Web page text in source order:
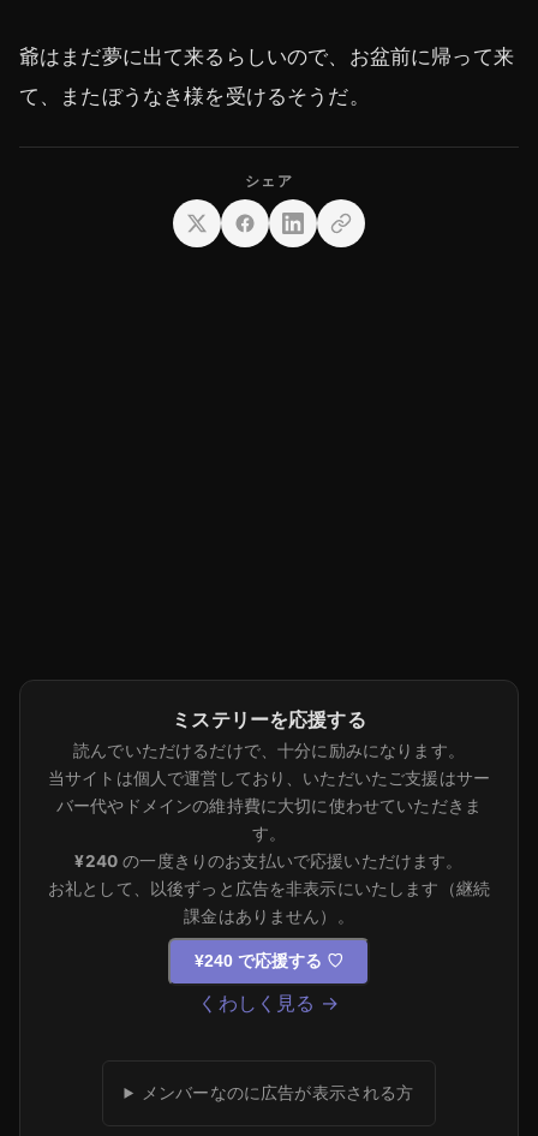
爺はまだ夢に出て来るらしいので、お盆前に帰って来
て、またぼうなき様を受けるそうだ。
ミステリーを応援する
読んでいただけるだけで、十分に励みになります。
当サイトは個人で運営しており、いただいたご支援はサー
バー代やドメインの維持費に大切に使わせていただきま
す。
¥240 の一度きりのお支払いで応援いただけます。
お礼として、以後ずっと広告を非表示にいたします（継続
課金はありません）。
¥240 で応援する ♡
くわしく見る →
メンバーなのに広告が表示される方